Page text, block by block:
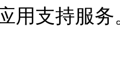
用支持服务